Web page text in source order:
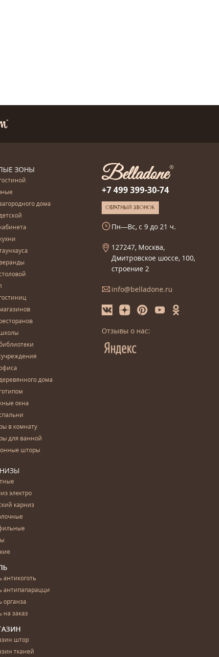
ЗОНЫ
дома
дома
окна
в комнату
для ванной
шторы
электро
карниз
антикоготь
антипапарацци
органза
на заказ
штор
тканей
+7 499 399-30-74
ОБРАТНЫЙ ЗВОНОК
Пн—Вс, с 9 до 21 ч.
127247, Москва,
Дмитровское шоссе, 100,
строение 2
info@belladone.ru
Отзывы о нас: